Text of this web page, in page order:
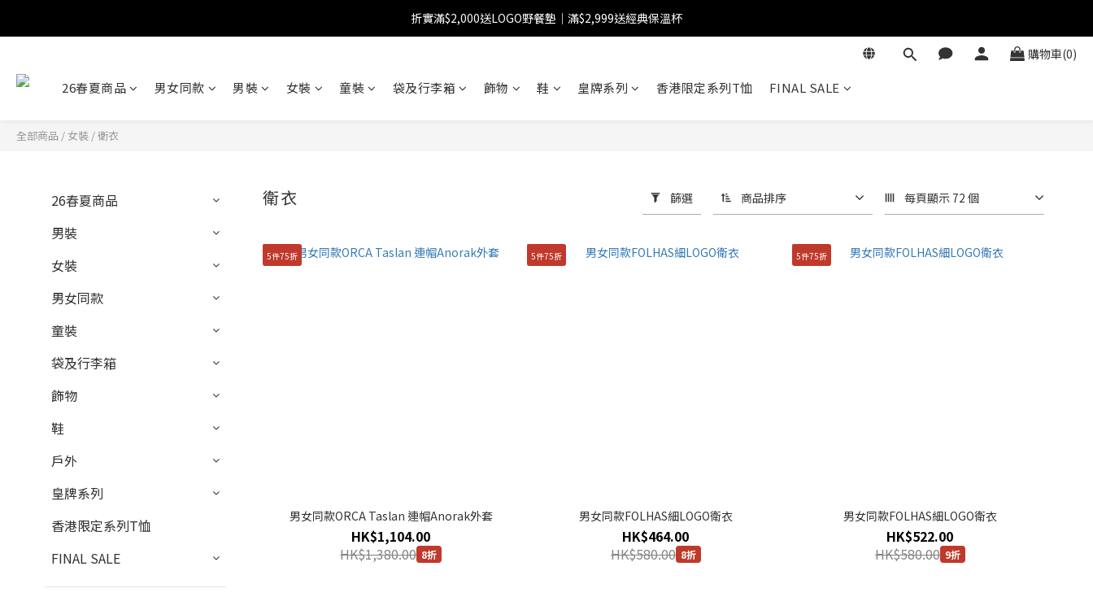
【FINAL SALE】指定商品低至38折
折實滿$2,000送LOGO野餐墊｜滿$2,999送經典保溫杯
【FINAL SALE】指定商品低至38折
購物車(0)
26春夏商品 男女同款 男裝 女裝 童裝 袋及行李箱 飾物 鞋 皇牌系列 香港限定系列T恤 FINAL SALE
全部商品 / 女裝 /衛衣
26春夏商品
男裝
女裝
男女同款
童裝
袋及行李箱
飾物
鞋
戶外
皇牌系列
香港限定系列T恤
FINAL SALE
衛衣 篩選 商品排序 每頁顯示 72 個
5件75折
男女同款ORCA Taslan 連帽Anorak外套
HK$1,104.00
HK$1,380.00 8折
5件75折
男女同款FOLHAS細LOGO衛衣
HK$464.00
HK$580.00 8折
5件75折
男女同款FOLHAS細LOGO衛衣
HK$522.00
HK$580.00 9折